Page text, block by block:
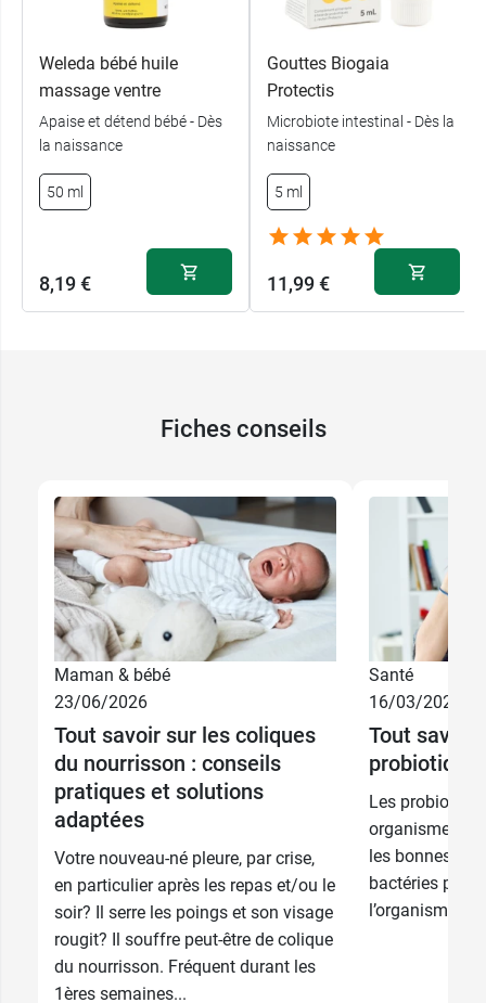
Weleda bébé huile
massage ventre
Apaise et détend bébé - Dès
la naissance
50 ml
8,19 €
Gouttes Biogaia
Protectis
Microbiote intestinal - Dès la
naissance
5 ml
11,99 €
Fiches conseils
Maman & bébé
23/06/2026
Tout savoir sur les coliques
du nourrisson : conseils
pratiques et solutions
adaptées
Votre nouveau-né pleure, par crise,
en particulier après les repas et/ou le
soir? Il serre les poings et son visage
rougit? Il souffre peut-être de colique
du nourrisson. Fréquent durant les
1ères semaines...
Santé
16/03/2026
Tout savoir
Les
organismes
les bonnes et
bactéries
l’organisme.